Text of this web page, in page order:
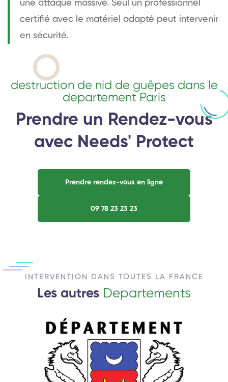
une attaque massive. Seul un professionnel
certifié avec le matériel adapté peut intervenir
en sécurité.
destruction de nid de guêpes dans le
departement Paris
Prendre un Rendez-vous
avec Needs' Protect
Prendre rendez-vous en ligne
09 78 23 23 23
INTERVENTION DANS TOUTES LA FRANCE
Les autres Departements